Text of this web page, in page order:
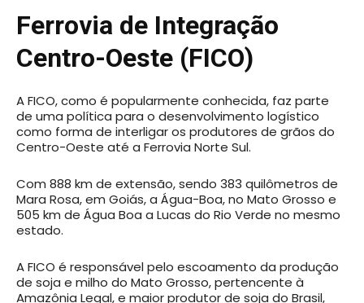
Ferrovia de Integração
Centro-Oeste (FICO)
A FICO, como é popularmente conhecida, faz parte
de uma política para o desenvolvimento logístico
como forma de interligar os produtores de grãos do
Centro-Oeste até a Ferrovia Norte Sul.
Com 888 km de extensão, sendo 383 quilômetros de
Mara Rosa, em Goiás, a Água-Boa, no Mato Grosso e
505 km de Água Boa a Lucas do Rio Verde no mesmo
estado.
A FICO é responsável pelo escoamento da produção
de soja e milho do Mato Grosso, pertencente à
Amazônia Legal, e maior produtor de soja do Brasil,